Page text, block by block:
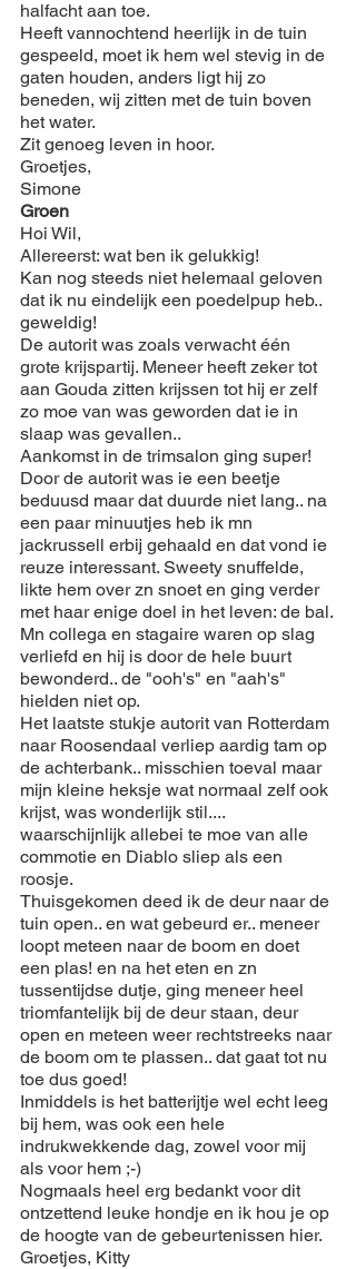
halfacht aan toe.
Heeft vannochtend heerlijk in de tuin
gespeeld, moet ik hem wel stevig in de
gaten houden, anders ligt hij zo
beneden, wij zitten met de tuin boven
het water.
Zit genoeg leven in hoor.
Groetjes,
Simone
Groen
Hoi Wil,
Allereerst: wat ben ik gelukkig!
Kan nog steeds niet helemaal geloven
dat ik nu eindelijk een poedelpup heb..
geweldig!
De autorit was zoals verwacht één
grote krijspartij. Meneer heeft zeker tot
aan Gouda zitten krijssen tot hij er zelf
zo moe van was geworden dat ie in
slaap was gevallen..
Aankomst in de trimsalon ging super!
Door de autorit was ie een beetje
beduusd maar dat duurde niet lang.. na
een paar minuutjes heb ik mn
jackrussell erbij gehaald en dat vond ie
reuze interessant. Sweety snuffelde,
likte hem over zn snoet en ging verder
met haar enige doel in het leven: de bal.
Mn collega en stagaire waren op slag
verliefd en hij is door de hele buurt
bewonderd.. de "ooh's" en "aah's"
hielden niet op.
Het laatste stukje autorit van Rotterdam
naar Roosendaal verliep aardig tam op
de achterbank.. misschien toeval maar
mijn kleine heksje wat normaal zelf ook
krijst, was wonderlijk stil....
waarschijnlijk allebei te moe van alle
commotie en Diablo sliep als een
roosje.
Thuisgekomen deed ik de deur naar de
tuin open.. en wat gebeurd er.. meneer
loopt meteen naar de boom en doet
een plas! en na het eten en zn
tussentijdse dutje, ging meneer heel
triomfantelijk bij de deur staan, deur
open en meteen weer rechtstreeks naar
de boom om te plassen.. dat gaat tot nu
toe dus goed!
Inmiddels is het batterijtje wel echt leeg
bij hem, was ook een hele
indrukwekkende dag, zowel voor mij
als voor hem ;-)
Nogmaals heel erg bedankt voor dit
ontzettend leuke hondje en ik hou je op
de hoogte van de gebeurtenissen hier.
Groetjes, Kitty